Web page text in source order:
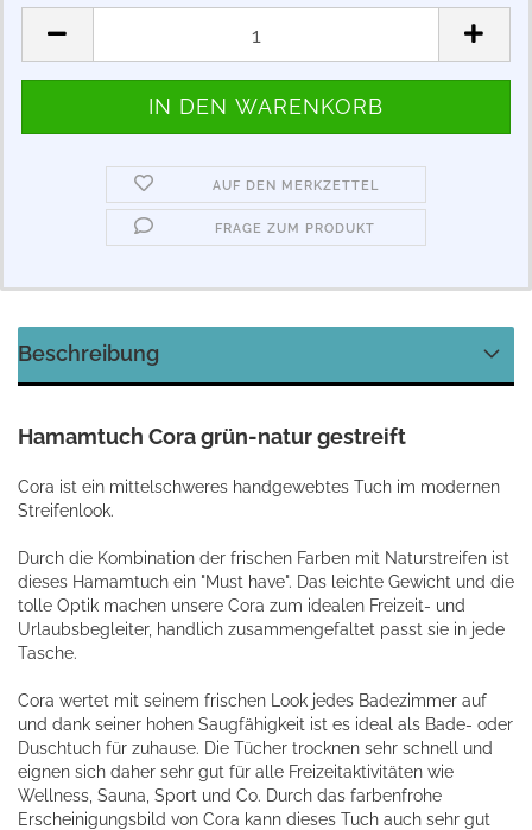
AUF DEN MERKZETTEL
FRAGE ZUM PRODUKT
Beschreibung
Hamamtuch Cora grün-natur gestreift
Cora ist ein mittelschweres handgewebtes Tuch im modernen
Streifenlook.
Durch die Kombination der frischen Farben mit Naturstreifen ist
dieses Hamamtuch ein "Must have". Das leichte Gewicht und die
tolle Optik machen unsere Cora zum idealen Freizeit- und
Urlaubsbegleiter, handlich zusammengefaltet passt sie in jede
Tasche.
Cora wertet mit seinem frischen Look jedes Badezimmer auf
und dank seiner hohen Saugfähigkeit ist es ideal als Bade- oder
Duschtuch für zuhause. Die Tücher trocknen sehr schnell und
eignen sich daher sehr gut für alle Freizeitaktivitäten wie
Wellness, Sauna, Sport und Co. Durch das farbenfrohe
Erscheinigungsbild von Cora kann dieses Tuch auch sehr gut